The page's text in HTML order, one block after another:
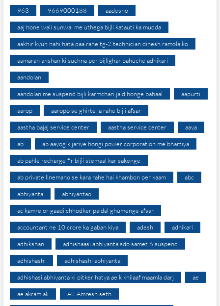
963 9669000188 aadesho
aaj hone wali sunwai me uthega bijli katauti ka mudda
aakhir kyun nahi hata paa rahe tg-2 technician dinesh ramola ko
aamaran anshan ki suchna per bijlighar pahuche adhikari
aandolan
aandolan me suspend bijli karmchari jald honge bahaal aapurti
aarop aaropo se ghirte ja rahe bijli afsar
aastha bajaj service center aastha service center aaya
ab ab aayog k jariye hongi power corporation me bhartiya
ab pahle recharge fir bijli stemaal kar sakenge
ab private linemano se kara rahe hai khambon per kaam abc
abhiyanta abhiyantao
ac kamre or gaadi chhodker paidal ghumenge afsar
accountant ne 10 crore ka gaban kiya adesh adhikari
adhikshan adhishaasi abhiyanta sdo samet 6 suspend
adhishashi adhishashi abhiyanta
adhishasi abhiyanta ki pitker hatya ae k khilaaf maamla darj ae
ae akram ali AE Amresh seth